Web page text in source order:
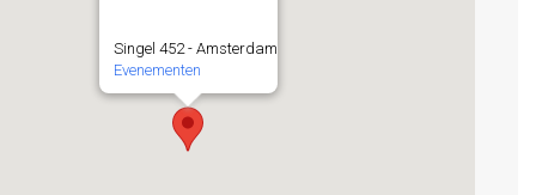
Singel 452 - Amsterdam
Evenementen